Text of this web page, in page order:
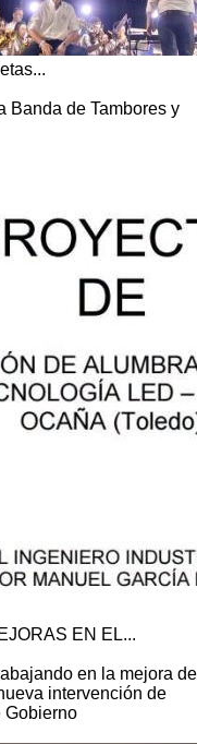
Banda de Tambores y
EN EL...
en la mejora de
intervención de
Gobierno